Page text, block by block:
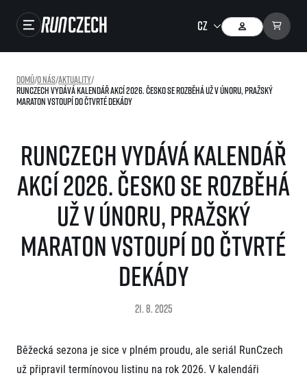
Výsledky
RunCzech Store
Running Mall
Běžecká liga
EuroHeroes Challenge 2026
EuroHeroes Challenge 2025
O Napoli Running
RunCzech Halfs
Projekt RunCzech Halfs
Domů/O nás/Aktuality/
RunCzech vydává kalendář akcí 2026. Česko se rozběhá už v únoru, pražský
maraton vstoupí do čtvrté dekády
RunCzech vydává kalendář
akcí 2026. Česko se rozběhá
už v únoru, pražský
maraton vstoupí do čtvrté
dekády
21. 8. 2025
Běžecká sezona je sice v plném proudu, ale seriál RunCzech
už připravil termínovou listinu na rok 2026. V kalendáři